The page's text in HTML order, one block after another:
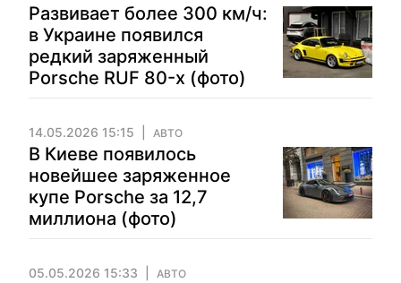
Развивает более 300 км/ч:
в Украине появился
редкий заряженный
Porsche RUF 80-х (фото)
14.05.2026 15:15 АВТО
В Киеве появилось
новейшее заряженное
купе Porsche за 12,7
миллиона (фото)
05.05.2026 15:33 АВТО